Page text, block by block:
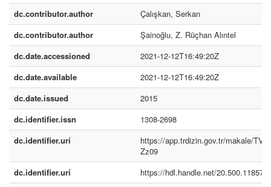
dc.contributor.author
Çalışkan, Serkan
dc.contributor.author
Şainoğlu, Z. Rüçhan Alıntel
dc.date.accessioned
2021-12-12T16:49:20Z
dc.date.available
2021-12-12T16:49:20Z
dc.date.issued
2015
dc.identifier.issn
1308-2698
dc.identifier.uri
https://app.trdizin.gov.tr/makale/
Zz09
dc.identifier.uri
https://hdl.handle.net/20.500.11857/